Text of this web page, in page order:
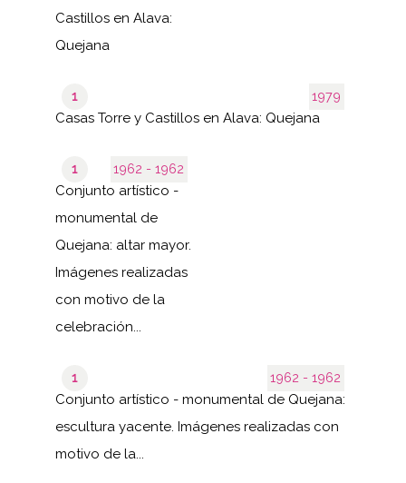
Castillos en Alava:
Quejana
1979
1
Casas Torre y Castillos en Alava: Quejana
1962 - 1962
1
Conjunto artístico -
monumental de
Quejana: altar mayor.
Imágenes realizadas
con motivo de la
celebración...
1962 - 1962
1
Conjunto artístico - monumental de Quejana:
escultura yacente. Imágenes realizadas con
motivo de la...